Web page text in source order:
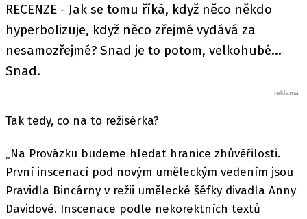
RECENZE - Jak se tomu říká, když něco někdo
hyperbolizuje, když něco zřejmé vydává za
nesamozřejmé? Snad je to potom, velkohubé…
Snad.
Tak tedy, co na to režisérka?
„Na Provázku budeme hledat hranice zhůvěřilosti.
První inscenací pod novým uměleckým vedením jsou
Pravidla Bincárny v režii umělecké šéfky divadla Anny
Davidové. Inscenace podle nekorektních textů